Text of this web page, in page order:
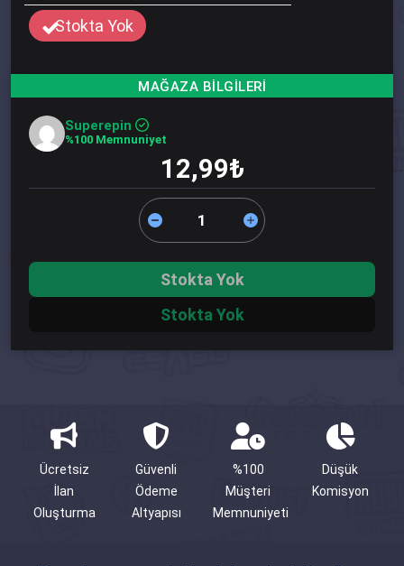
Stokta Yok
Superepin
%100 Memnuniyet
12,99₺
Stokta Yok
Stokta Yok
Ücretsiz
İlan
Oluşturma
Güvenli
Ödeme
Altyapısı
%100
Müşteri
Memnuniyeti
Düşük
Komisyon